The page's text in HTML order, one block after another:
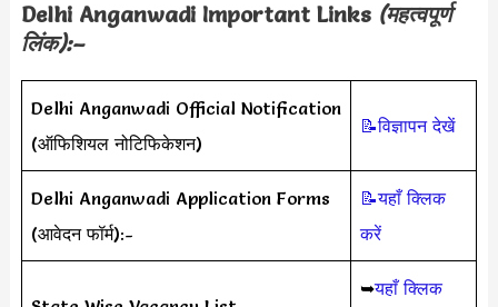
Delhi Anganwadi Important Links (महत्वपूर्ण
लिंक):–
Delhi Anganwadi Official Notification
(ऑफिशियल नोटिफिकेशन)
📝विज्ञापन देखें
Delhi Anganwadi Application Forms
(आवेदन फॉर्म):-
📝यहाँ क्लिक
करें
➥यहाँ क्लिक